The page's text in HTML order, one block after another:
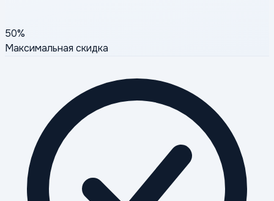
50%
Максимальная скидка